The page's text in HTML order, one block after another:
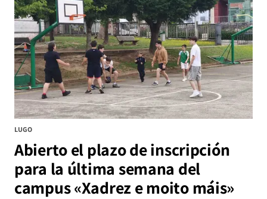
LUGO
Abierto el plazo de inscripción
para la última semana del
campus «Xadrez e moito máis»